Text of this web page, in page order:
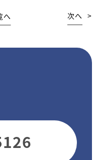
次へ >
へ